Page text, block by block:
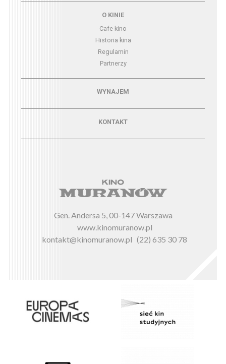
O KINIE
Cafe kino
Historia kina
Regulamin
Partnerzy
Menu - wynajemWYNAJEM
KONTAKT
Gen. Andersa 5, 00-147 Warszawa
www.kinomuranow.pl
kontakt@kinomuranow.pl (22) 635 30 78